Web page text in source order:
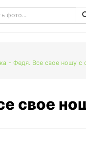
- Федя. Все свое ношу
свое